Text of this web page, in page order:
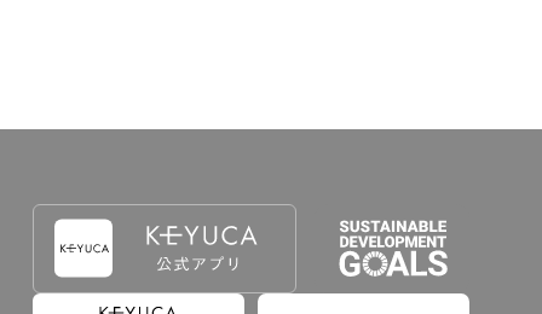
ることで登録することが出来ます。